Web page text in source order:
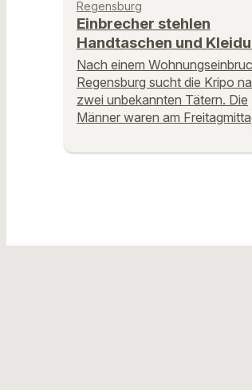
Regensburg
Einbrecher stehlen
Handtaschen und
Nach einem
Regensburg sucht die Kripo
zwei unbekannten Tätern. Die
Männer waren am